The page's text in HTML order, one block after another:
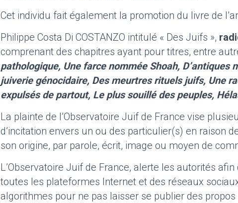
Cet individu fait également la promotion du livre de
Philippe Costa Di COSTANZO intitulé « Des Juifs »,
comprenant des chapitres ayant pour titres, entre
pathologique, Une farce nommée Shoah, D’antiques
juiverie génocidaire, Des meurtres rituels juifs, Une
expulsés de partout, Le plus souillé des peuples,
La plainte de l’Observatoire Juif de France vise
d’incitation envers un ou des particulier(s) en raison
son origine, par parole, écrit, image ou moyen de
L’Observatoire Juif de France, alerte les autorités
toutes les plateformes Internet et des réseaux
algorithmes pour ne pas laisser se publier des